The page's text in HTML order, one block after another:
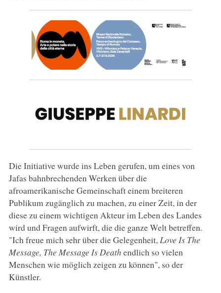
Die Initiative wurde ins Leben gerufen, um eines von
Jafas bahnbrechenden Werken über die
afroamerikanische Gemeinschaft einem breiteren
Publikum zugänglich zu machen, zu einer Zeit, in der
diese zu einem wichtigen Akteur im Leben des Landes
wird und Fragen aufwirft, die die ganze Welt betreffen.
"Ich freue mich sehr über die Gelegenheit, Love Is The
Message, The Message Is Death endlich so vielen
Menschen wie möglich zeigen zu können", so der
Künstler.